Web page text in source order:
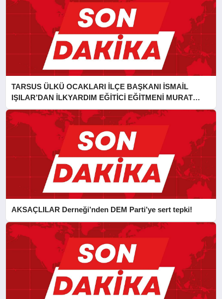
TARSUS ÜLKÜ OCAKLARI İLÇE BAŞKANI İSMAİL
IŞILAR’DAN İLKYARDIM EĞİTİCİ EĞİTMENİ MURAT
CAN FİDAN’A ZİYARET
AKSAÇLILAR Derneği’nden DEM Parti’ye sert tepki!